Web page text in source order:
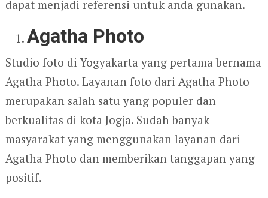
dapat menjadi referensi untuk anda gunakan.
Agatha Photo
Studio foto di Yogyakarta yang pertama bernama
Agatha Photo. Layanan foto dari Agatha Photo
merupakan salah satu yang populer dan
berkualitas di kota Jogja. Sudah banyak
masyarakat yang menggunakan layanan dari
Agatha Photo dan memberikan tanggapan yang
positif.